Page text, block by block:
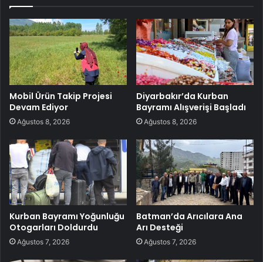
Mobil Ürün Takip Projesi
Devam Ediyor
Ağustos 8, 2026
Diyarbakır’da Kurban
Bayramı Alışverişi Başladı
Ağustos 8, 2026
Kurban Bayramı Yoğunluğu
Otogarları Doldurdu
Ağustos 7, 2026
Batman’da Arıcılara Ana
Arı Desteği
Ağustos 7, 2026